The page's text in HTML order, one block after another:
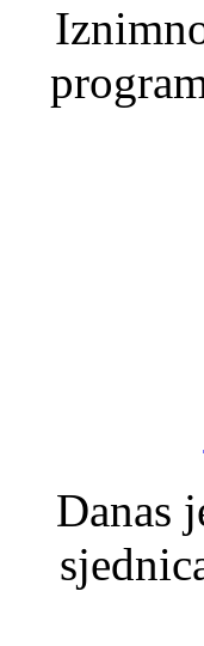
Danas